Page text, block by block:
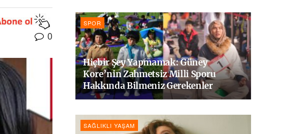
0
SPOR
Hiçbir Şey Yapmamak: Güney
Kore’nin Zahmetsiz Milli Sporu
Hakkında Bilmeniz Gerekenler
SAĞLIKLI YAŞAM